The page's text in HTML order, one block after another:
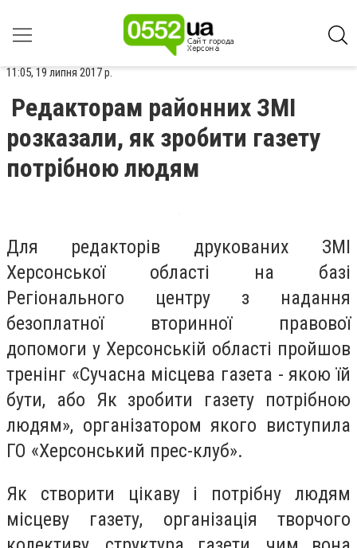
11:05, 19 липня 2017 р.
Редакторам районних ЗМІ
розказали, як зробити газету
потрібною людям
Для редакторів друкованих ЗМІ
Херсонської області на базі
Регіонального центру з надання
безоплатної вторинної правової
допомоги у Херсонській області пройшов
тренінг «Сучасна місцева газета - якою їй
бути, або Як зробити газету потрібною
людям», організатором якого виступила
ГО «Херсонський прес-клуб».
Як створити цікаву і потрібну людям
місцеву газету, організація творчого